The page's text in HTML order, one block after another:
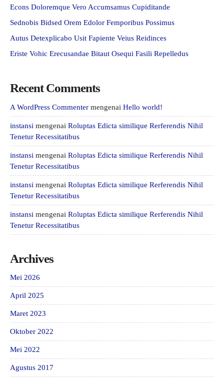
Econs Doloremque Vero Accumsamus Cupiditande
Sednobis Bidsed Orem Edolor Femporibus Possimus
Autus Detexplicabo Usit Fapiente Veius Reidinces
Eriste Vohic Erecusandae Bitaut Osequi Fasili Repelledus
Recent Comments
A WordPress Commenter mengenai Hello world!
instansi mengenai Roluptas Edicta similique Rerferendis Nihil
Tenetur Recessitatibus
instansi mengenai Roluptas Edicta similique Rerferendis Nihil
Tenetur Recessitatibus
instansi mengenai Roluptas Edicta similique Rerferendis Nihil
Tenetur Recessitatibus
instansi mengenai Roluptas Edicta similique Rerferendis Nihil
Tenetur Recessitatibus
Archives
Mei 2026
April 2025
Maret 2023
Oktober 2022
Mei 2022
Agustus 2017